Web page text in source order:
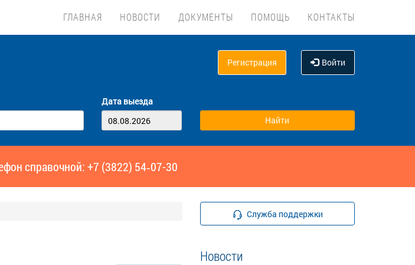
ГЛАВНАЯ НОВОСТИ ДОКУМЕНТЫ ПОМОЩЬ КОНТАКТЫ
Регистрация Войти
Дата выезда
справочной: +7 (3822) 54‑07-30
Служба поддержки
Новости